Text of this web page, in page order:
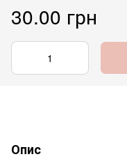
30.00 грн
Опис